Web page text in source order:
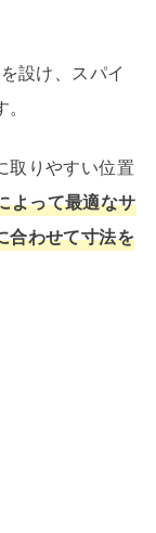
設け、スパイ
取りやすい位置
よって最適なサ
合わせて寸法を